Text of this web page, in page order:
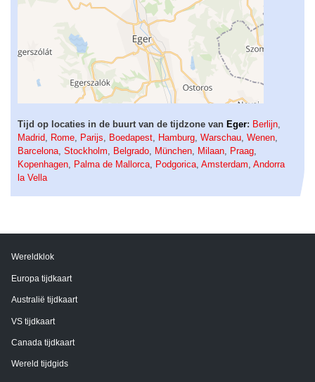
Tijd op locaties in de buurt van de tijdzone van Eger: Berlijn
Madrid
Rome Parijs Boedapest Hamburg Warschau Wenen
Barcelona Stockholm Belgrado München Milaan Praag
Kopenhagen
Palma de Mallorca Podgorica Amsterdam Andorra
la Vella
Wereldklok
Europa tijdkaart
Australië tijdkaart
VS tijdkaart
Canada tijdkaart
Wereld tijdgids